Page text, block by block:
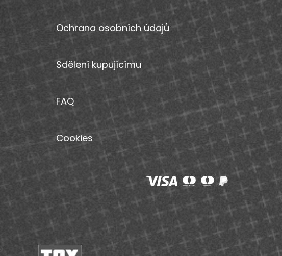
Ochrana osobních údajů
Sdělení kupujícímu
FAQ
Cookies